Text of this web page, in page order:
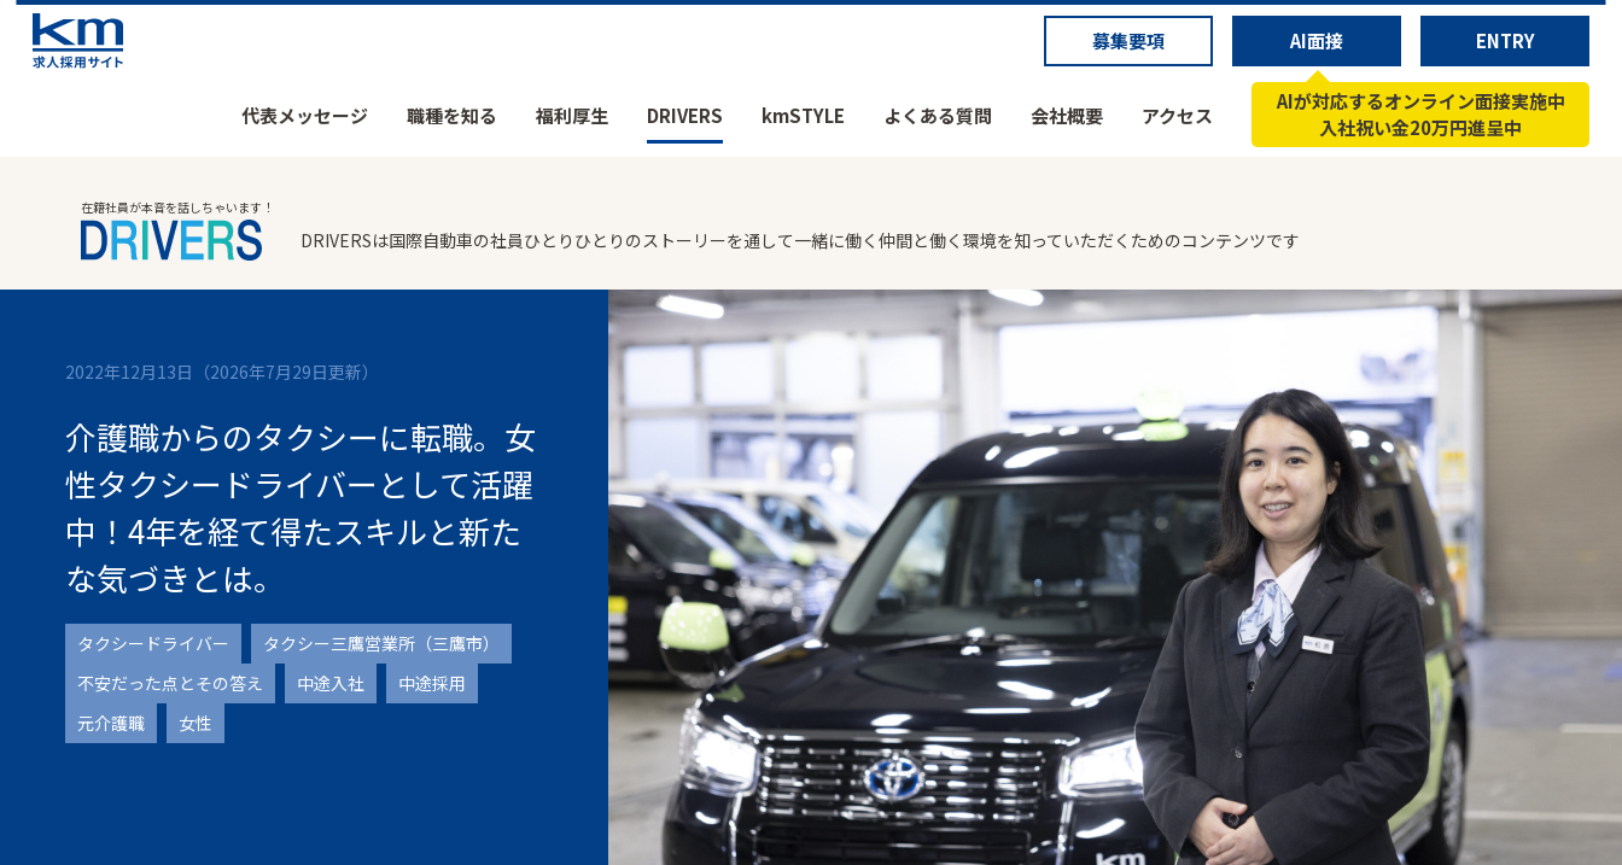
募集要項 AI面接 ENTRY
AIが対応するオンライン面接実施中
入社祝い金20万円進呈中
代表メッセージ 職種を知る 福利厚生 DRIVERS kmSTYLE よくある質問 会社概要 アクセス
在籍社員が本音を話しちゃいます！
DRIVERSは国際自動車の社員ひとりひとりのストーリーを通して一緒に働く仲間と働く環境を知っていただくためのコンテンツです
2022年12月13日 （2026年7月29日更新）
介護職からのタクシーに転職。女
性タクシードライバーとして活躍
中！4年を経て得たスキルと新た
な気づきとは。
タクシードライバー
タクシー三鷹営業所（三鷹市）
不安だった点とその答え
中途入社
中途採用
元介護職
女性